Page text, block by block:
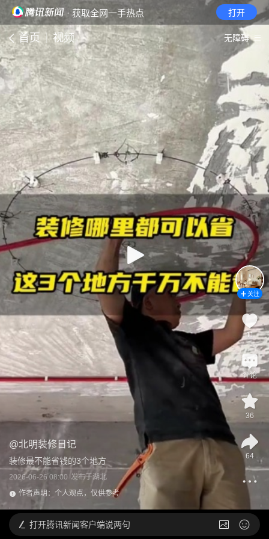
· 获取全网一手热点 打开
首页 视频 无障碍
@北明装修日记
装修最不能省钱的3个地方
2026-06-26 08:00 发布于湖北
作者声明：个人观点，仅供参考
关注
11
评论
36
64
打开腾讯新闻客户端说两句